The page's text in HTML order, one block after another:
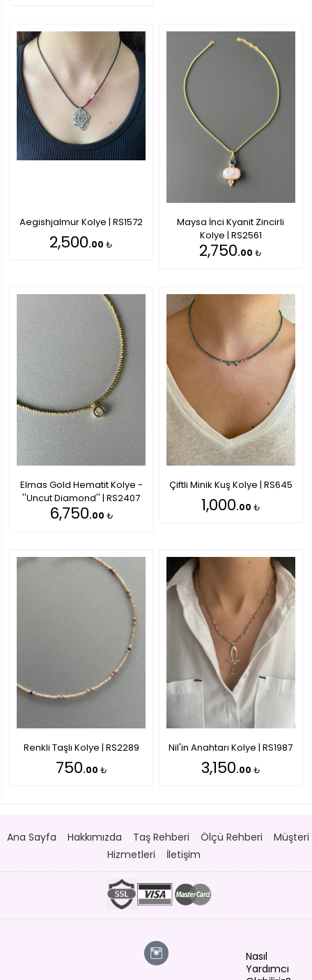
Aegishjalmur Kolye | RS1572
2,500.00 ₺
Maysa İnci Kyanit Zincirli
Kolye | RS2561
2,750.00 ₺
Elmas Gold Hematit Kolye -
''Uncut Diamond'' | RS2407
6,750.00 ₺
Çiftli Minik Kuş Kolye | RS645
1,000.00 ₺
Renkli Taşlı Kolye | RS2289
750.00 ₺
Nil'in Anahtarı Kolye | RS1987
3,150.00 ₺
Ana Sayfa Hakkımızda Taş Rehberi Ölçü Rehberi
Müşteri
Hizmetleri
İletişim
Nasıl
Yardımcı